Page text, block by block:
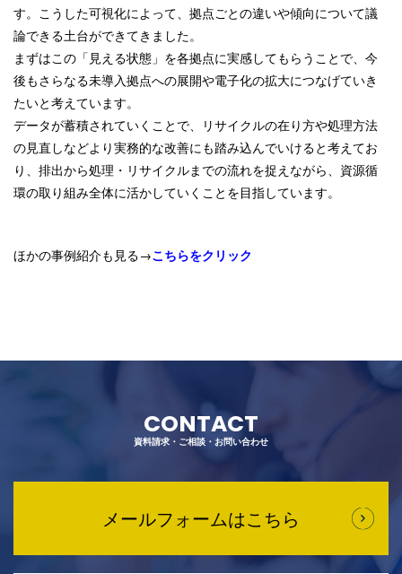
す。こうした可視化によって、拠点ごとの違いや傾向について議
論できる土台ができてきました。
まずはこの「見える状態」を各拠点に実感してもらうことで、今
後もさらなる未導入拠点への展開や電子化の拡大につなげていき
たいと考えています。
データが蓄積されていくことで、リサイクルの在り方や処理方法
の見直しなどより実務的な改善にも踏み込んでいけると考えてお
り、排出から処理・リサイクルまでの流れを捉えながら、資源循
環の取り組み全体に活かしていくことを目指しています。
ほかの事例紹介も見る→こちらをクリック
CONTACT
資料請求・ご相談・お問い合わせ
メールフォームはこちら